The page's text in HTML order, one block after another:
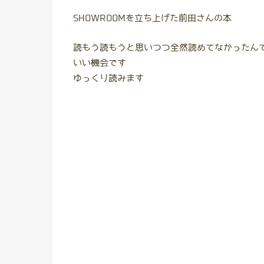
SHOWROOMを立ち上げた前田さんの本
読もう読もうと思いつつ全然読めてなかったん
いい機会です
ゆっくり読みます